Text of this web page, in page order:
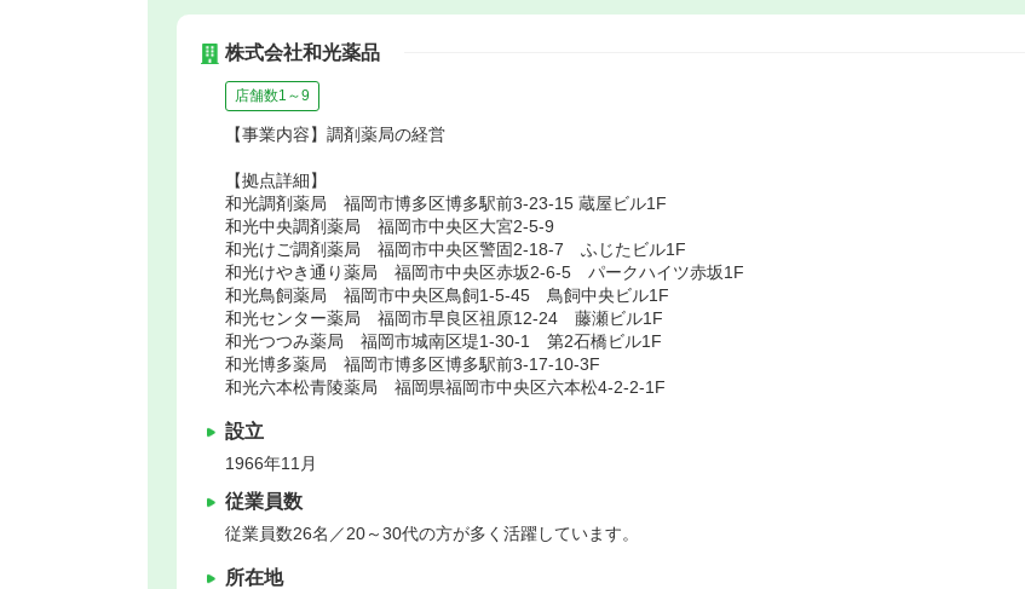
株式会社和光薬品
店舗数1～9
【事業内容】調剤薬局の経営
【拠点詳細】
和光調剤薬局 福岡市博多区博多駅前3-23-15 蔵屋ビル1F
和光中央調剤薬局 福岡市中央区大宮2-5-9
和光けご調剤薬局 福岡市中央区警固2-18-7 ふじたビル1F
和光けやき通り薬局 福岡市中央区赤坂2-6-5 パークハイツ赤坂1F
和光鳥飼薬局 福岡市中央区鳥飼1-5-45 鳥飼中央ビル1F
和光センター薬局 福岡市早良区祖原12-24 藤瀬ビル1F
和光つつみ薬局 福岡市城南区堤1-30-1 第2石橋ビル1F
和光博多薬局 福岡市博多区博多駅前3-17-10-3F
和光六本松青陵薬局 福岡県福岡市中央区六本松4-2-2-1F
設立
1966年11月
従業員数
従業員数26名／20～30代の方が多く活躍しています。
所在地